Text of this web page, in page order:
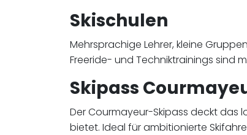
Skischulen
Mehrsprachige Lehrer, kleine
Freeride- und Techniktrainings sind
Skipass
Der Courmayeur-Skipass deckt das
bietet. Ideal für ambitionierte